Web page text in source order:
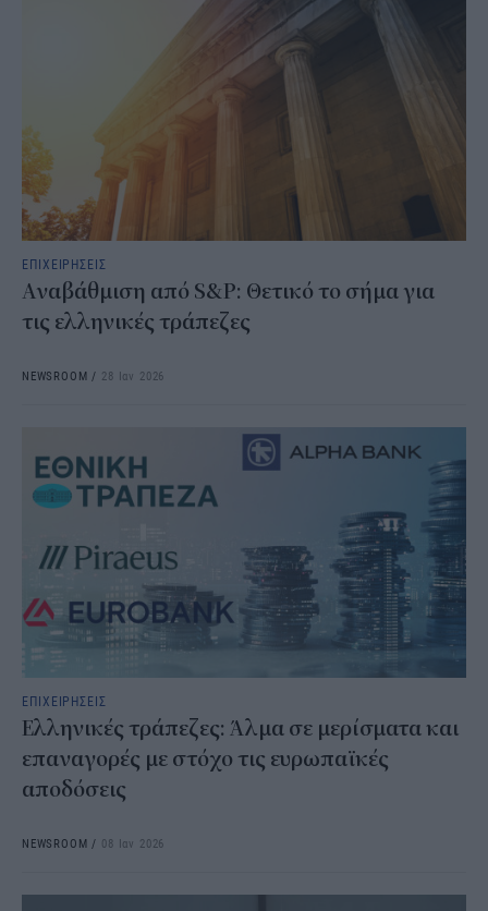
ΕΠΙΧΕΙΡΗΣΕΙΣ
Αναβάθμιση από S&P: Θετικό το σήμα για
τις ελληνικές τράπεζες
NEWSROOM / 28 Ιαν 2026
ΕΠΙΧΕΙΡΗΣΕΙΣ
Ελληνικές τράπεζες: Άλμα σε μερίσματα και
επαναγορές με στόχο τις ευρωπαϊκές
αποδόσεις
NEWSROOM / 08 Ιαν 2026